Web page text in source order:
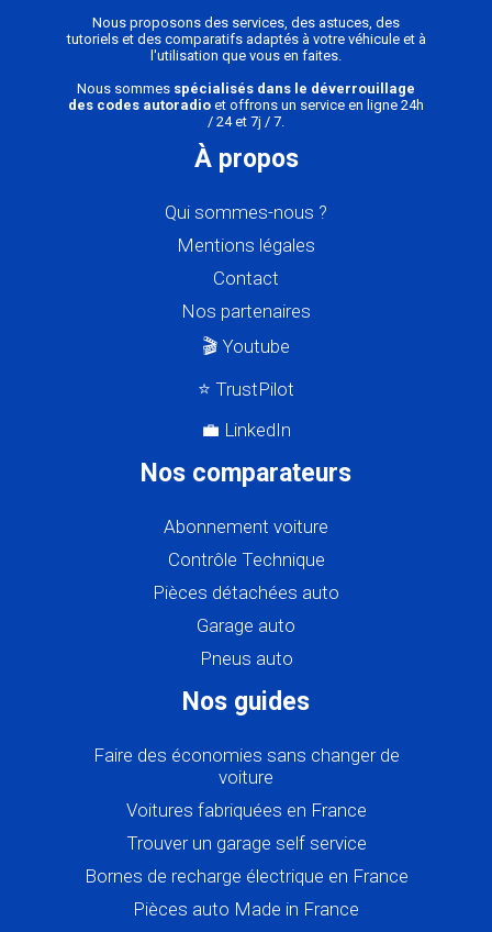
Nous proposons des services, des astuces, des
tutoriels et des comparatifs adaptés à votre véhicule et à
l'utilisation que vous en faites.
Nous sommes spécialisés dans le déverrouillage
des codes autoradio et offrons un service en ligne 24h
/ 24 et 7j / 7.
À propos
Qui sommes-nous ?
Mentions légales
Contact
Nos partenaires
🎬 Youtube
⭐ TrustPilot
💼 LinkedIn
Nos comparateurs
Abonnement voiture
Contrôle Technique
Pièces détachées auto
Garage auto
Pneus auto
Nos guides
Faire des économies sans changer de
voiture
Voitures fabriquées en France
Trouver un garage self service
Bornes de recharge électrique en France
Pièces auto Made in France